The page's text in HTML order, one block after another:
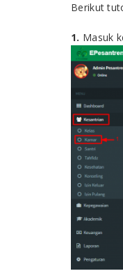
Berikut
1. Masuk